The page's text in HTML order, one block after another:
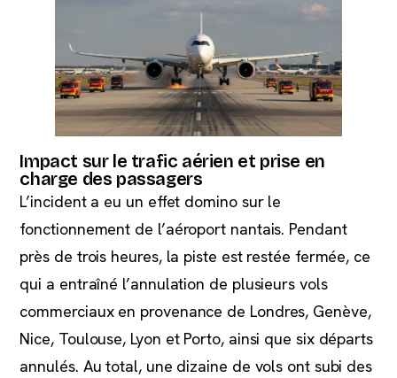
Impact sur le trafic aérien et prise en
charge des passagers
L’incident a eu un effet domino sur le
fonctionnement de l’aéroport nantais. Pendant
près de trois heures, la piste est restée fermée, ce
qui a entraîné l’annulation de plusieurs vols
commerciaux en provenance de Londres, Genève,
Nice, Toulouse, Lyon et Porto, ainsi que six départs
annulés. Au total, une dizaine de vols ont subi des